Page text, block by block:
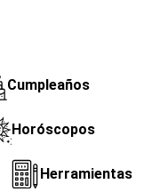
Cumpleaños
Horóscopos
Herramientas